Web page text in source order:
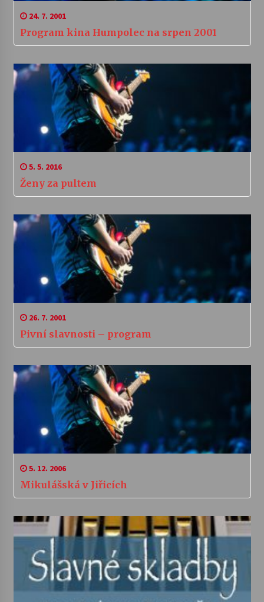
24. 7. 2001
Program kina Humpolec na srpen 2001
5. 5. 2016
Ženy za pultem
26. 7. 2001
Pivní slavnosti – program
5. 12. 2006
Mikulášská v Jiřicích